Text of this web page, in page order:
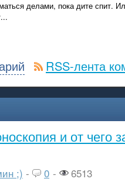
делами, пока дите спит.
RSS-лента
и от чего
;) - 0 - 6513